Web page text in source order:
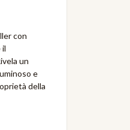
con
il
un
e
della